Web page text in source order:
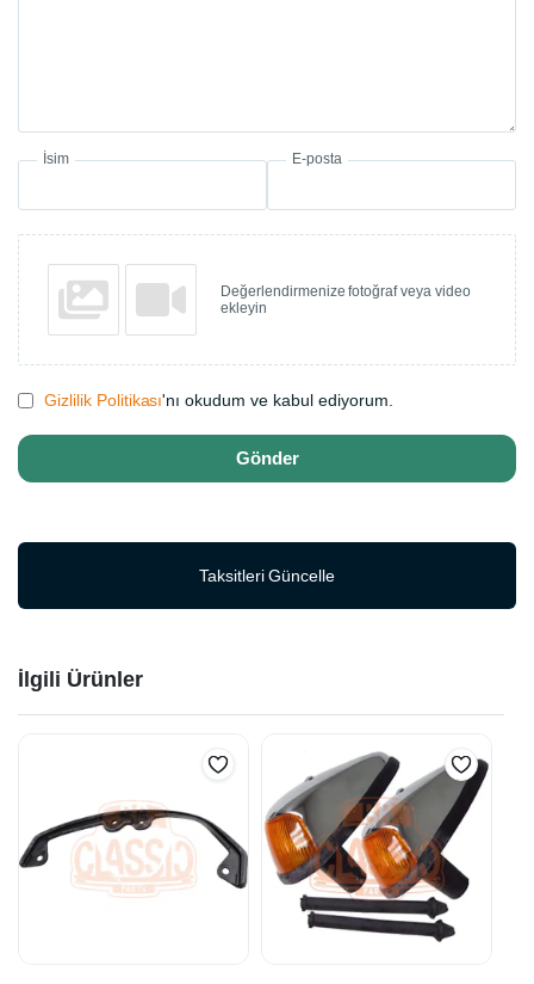
İsim E-posta
Değerlendirmenize fotoğraf veya video
ekleyin
Gizlilik Politikası'nı okudum ve kabul ediyorum.
Gönder
Taksitleri Güncelle
İlgili Ürünler